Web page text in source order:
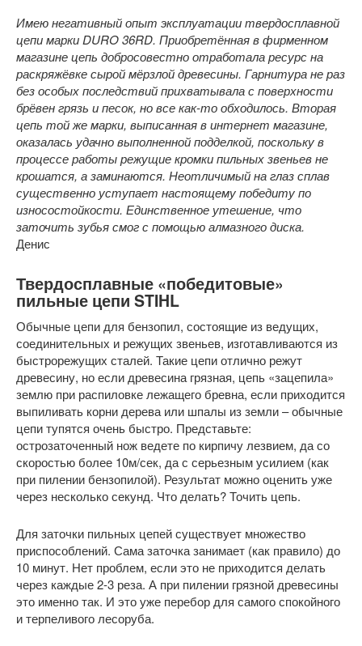
Имею негативный опыт эксплуатации твердосплавной
цепи марки DURO 36RD. Приобретённая в фирменном
магазине цепь добросовестно отработала ресурс на
раскряжёвке сырой мёрзлой древесины. Гарнитура не раз
без особых последствий прихватывала с поверхности
брёвен грязь и песок, но все как-то обходилось. Вторая
цепь той же марки, выписанная в интернет магазине,
оказалась удачно выполненной подделкой, поскольку в
процессе работы режущие кромки пильных звеньев не
крошатся, а заминаются. Неотличимый на глаз сплав
существенно уступает настоящему победиту по
износостойкости. Единственное утешение, что
заточить зубья смог с помощью алмазного диска.
Денис
Твердосплавные «победитовые»
пильные цепи STIHL
Обычные цепи для бензопил, состоящие из ведущих,
соединительных и режущих звеньев, изготавливаются из
быстрорежущих сталей. Такие цепи отлично режут
древесину, но если древесина грязная, цепь «зацепила»
землю при распиловке лежащего бревна, если приходится
выпиливать корни дерева или шпалы из земли – обычные
цепи тупятся очень быстро. Представьте:
острозаточенный нож ведете по кирпичу лезвием, да со
скоростью более 10м/сек, да с серьезным усилием (как
при пилении бензопилой). Результат можно оценить уже
через несколько секунд. Что делать? Точить цепь.
Для заточки пильных цепей существует множество
приспособлений. Сама заточка занимает (как правило) до
10 минут. Нет проблем, если это не приходится делать
через каждые 2-3 реза. А при пилении грязной древесины
это именно так. И это уже перебор для самого спокойного
и терпеливого лесоруба.